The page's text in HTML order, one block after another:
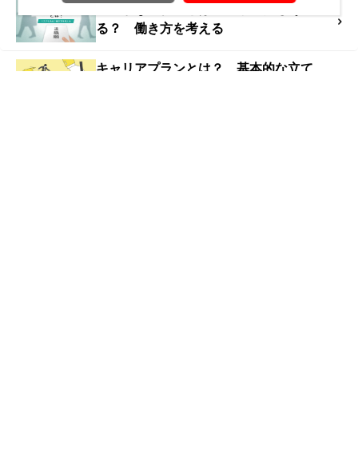
る？ 働き方を考える
キャリアプランとは？ 基本的な立て